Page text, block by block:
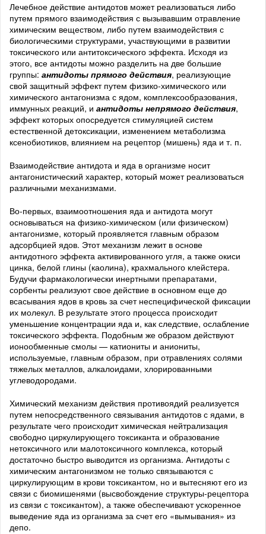
Лечебное действие антидотов может реализоваться либо
путем прямого взаимодействия с вызывавшим отравление
химическим веществом, либо путем взаимодействия с
биологическими структурами, участвующими в развитии
токсического или антитоксического эффекта. Исходя из
этого, все антидоты можно разделить на две большие
группы: антидоты прямого действия, реализующие
свой защитный эффект путем физико-химического или
химического антагонизма с ядом, комплексообразования,
иммунных реакций, и антидоты непрямого действия,
эффект которых опосредуется стимуляцией систем
естественной детоксикации, изменением метаболизма
ксенобиотиков, влиянием на рецептор (мишень) яда и т. п.
Взаимодействие антидота и яда в организме носит
антагонистический характер, который может реализоваться
различными механизмами.
Во-первых, взаимоотношения яда и антидота могут
основываться на физико-химическом (или физическом)
антагонизме, который проявляется главным образом
адсорбцией ядов. Этот механизм лежит в основе
антидотного эффекта активированного угля, а также окиси
цинка, белой глины (каолина), крахмального клейстера.
Будучи фармакологически инертными препаратами,
сорбенты реализуют свое действие в основном еще до
всасывания ядов в кровь за счет неспецифической фиксации
их молекул. В результате этого процесса происходит
уменьшение концентрации яда и, как следствие, ослабление
токсического эффекта. Подобным же образом действуют
ионообменные смолы — катиониты и аниониты,
используемые, главным образом, при отравлениях солями
тяжелых металлов, алкалоидами, хлорированными
углеводородами.
Химический механизм действия противоядий реализуется
путем непосредственного связывания антидотов с ядами, в
результате чего происходит химическая нейтрализация
свободно циркулирующего токсиканта и образование
нетоксичного или малотоксичного комплекса, который
достаточно быстро выводится из организма. Антидоты с
химическим антагонизмом не только связываются с
циркулирующим в крови токсикантом, но и вытесняют его из
связи с биомишенями (высвобождение структуры-рецептора
из связи с токсикантом), а также обеспечивают ускоренное
выведение яда из организма за счет его «вымывания» из
депо.